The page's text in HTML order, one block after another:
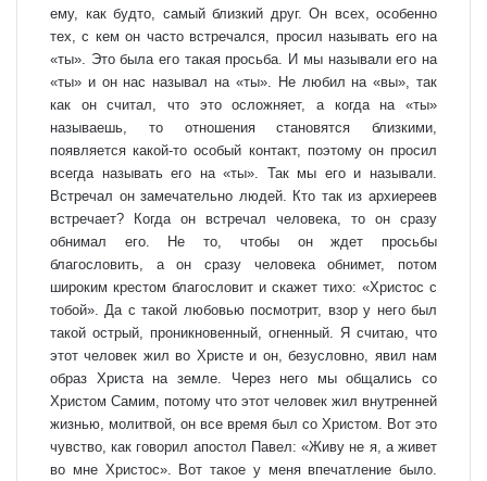
ему, как будто, самый близкий друг. Он всех, особенно
тех, с кем он часто встречался, просил называть его на
«ты». Это была его такая просьба. И мы называли его на
«ты» и он нас называл на «ты». Не любил на «вы», так
как он считал, что это осложняет, а когда на «ты»
называешь, то отношения становятся близкими,
появляется какой-то особый контакт, поэтому он просил
всегда называть его на «ты». Так мы его и называли.
Встречал он замечательно людей. Кто так из архиереев
встречает? Когда он встречал человека, то он сразу
обнимал его. Не то, чтобы он ждет просьбы
благословить, а он сразу человека обнимет, потом
широким крестом благословит и скажет тихо: «Христос с
тобой». Да с такой любовью посмотрит, взор у него был
такой острый, проникновенный, огненный. Я считаю, что
этот человек жил во Христе и он, безусловно, явил нам
образ Христа на земле. Через него мы общались со
Христом Самим, потому что этот человек жил внутренней
жизнью, молитвой, он все время был со Христом. Вот это
чувство, как говорил апостол Павел: «Живу не я, а живет
во мне Христос». Вот такое у меня впечатление было.